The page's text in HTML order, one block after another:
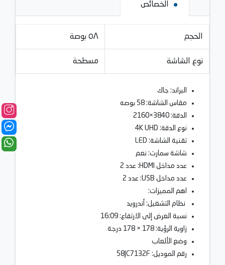
الخصائص
الحجم ٥٨ بوصة
نوع الشاشة مسطحة
البراند: جاك
مقاس الشاشة: 58 بوصه
الدقة: 3840×2160
نوع الدقة: 4K UHD
تقنية الشاشة: LED
شاشة سمارت: نعم
عدد مداخل HDMI: عدد 2
عدد مداخل USB: عدد 2
اهم المميزات:
نظام التشغيل: أندرويد
نسبة العرض إلى الارتفاع: 16:09
زاوية الرؤية: 178 × 178 درجة
وضع الألعاب
رقم الموديل: 58JC7132F